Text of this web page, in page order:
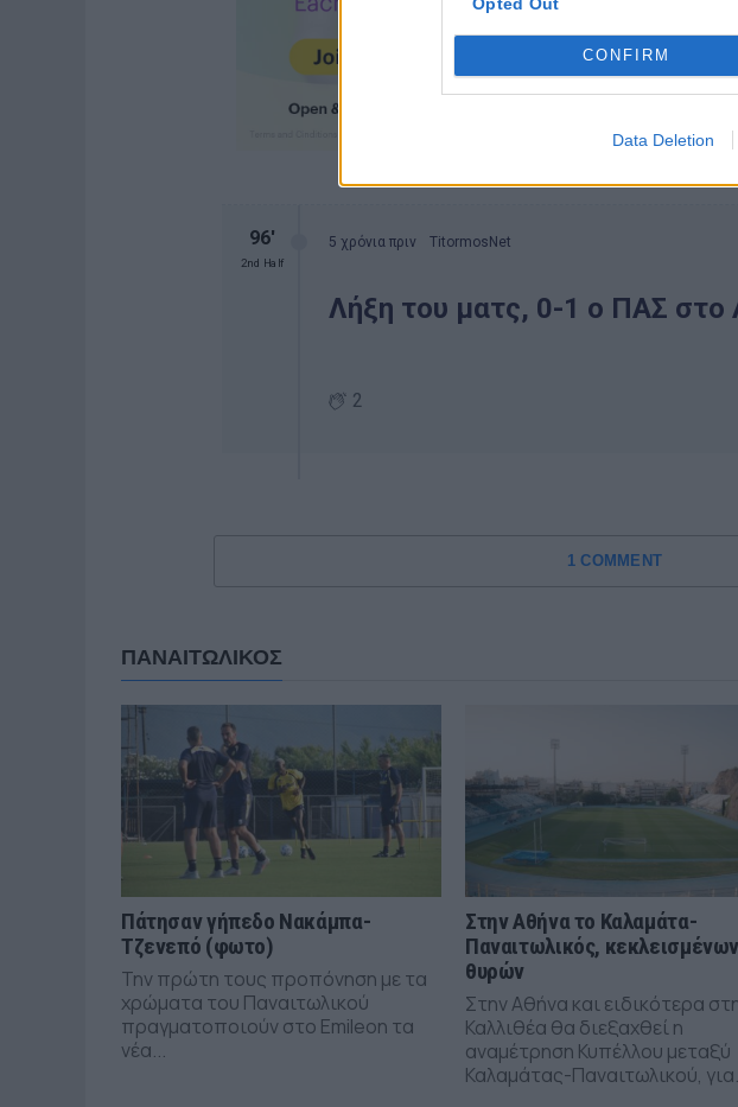
CONFIRM
Data Deletion
1 COMMENT
ΠΑΝΑΙΤΩΛΙΚΟΣ
Πάτησαν γήπεδο Νακάμπα-
Τζενεπό (φωτο)
Την πρώτη τους προπόνηση με τα
χρώματα του Παναιτωλικού
πραγματοποιούν στο Emileon τα
νέα...
Στην Αθήνα το Καλαμάτα-
Παναιτωλικός,
θυρών
Στην Αθήνα και ειδικότερα
Καλλιθέα θα διεξαχθεί η
αναμέτρηση Κυπέλλου μεταξύ
Καλαμάτας-Παναιτωλικού,